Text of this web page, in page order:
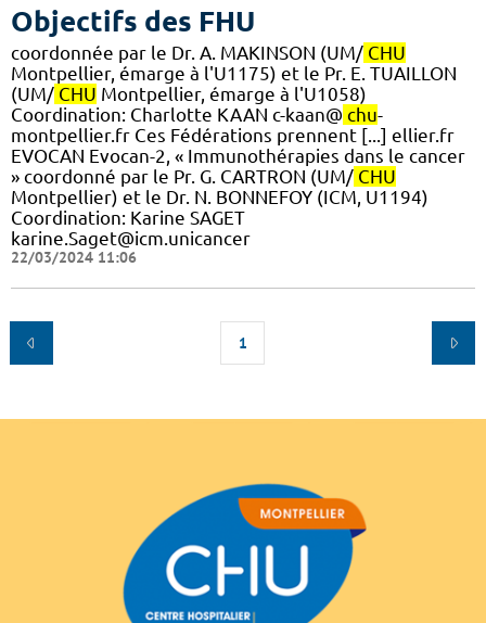
Objectifs des FHU
coordonnée par le Dr. A. MAKINSON (UM/ CHU
Montpellier, émarge à l'U1175) et le Pr. E. TUAILLON
(UM/ CHU Montpellier, émarge à l'U1058) ​
Coordination: Charlotte KAAN c-kaan@ chu-
montpellier.fr Ces Fédérations prennent [...] ellier.fr
EVOCAN Evocan-2, « Immunothérapies dans le cancer
» coordonné par le Pr. G. CARTRON (UM/ CHU
Montpellier) et le Dr. N. BONNEFOY (ICM, U1194)
Coordination: Karine SAGET
karine.Saget@icm.unicancer
22/03/2024 11:06
1